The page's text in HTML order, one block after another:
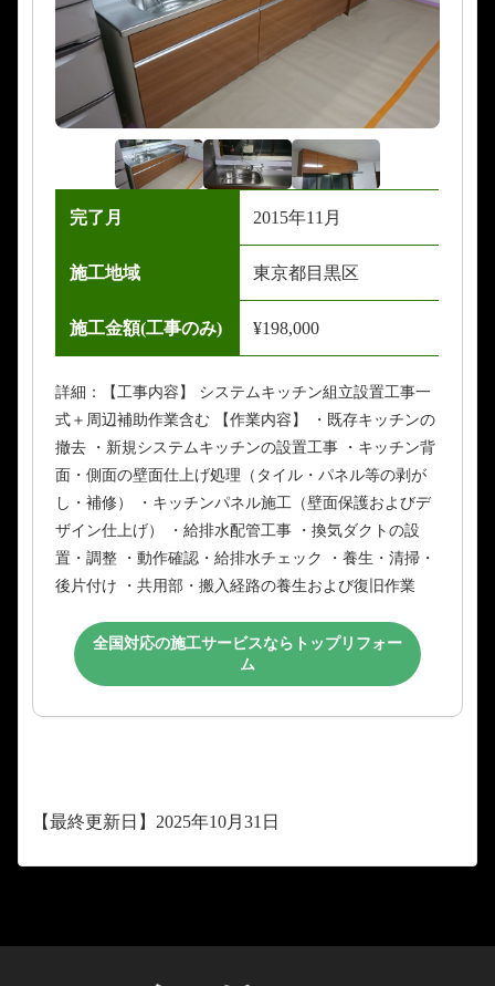
完了月 2015年11月
施工地域 東京都目黒区
施工金額(工事のみ) ¥198,000
詳細：【工事内容】 システムキッチン組立設置工事一
式＋周辺補助作業含む 【作業内容】 ・既存キッチンの
撤去 ・新規システムキッチンの設置工事 ・キッチン背
面・側面の壁面仕上げ処理（タイル・パネル等の剥が
し・補修） ・キッチンパネル施工（壁面保護およびデ
ザイン仕上げ） ・給排水配管工事 ・換気ダクトの設
置・調整 ・動作確認・給排水チェック ・養生・清掃・
後片付け ・共用部・搬入経路の養生および復旧作業
全国対応の施工サービスならトップリフォー
ム
【最終更新日】2025年10月31日